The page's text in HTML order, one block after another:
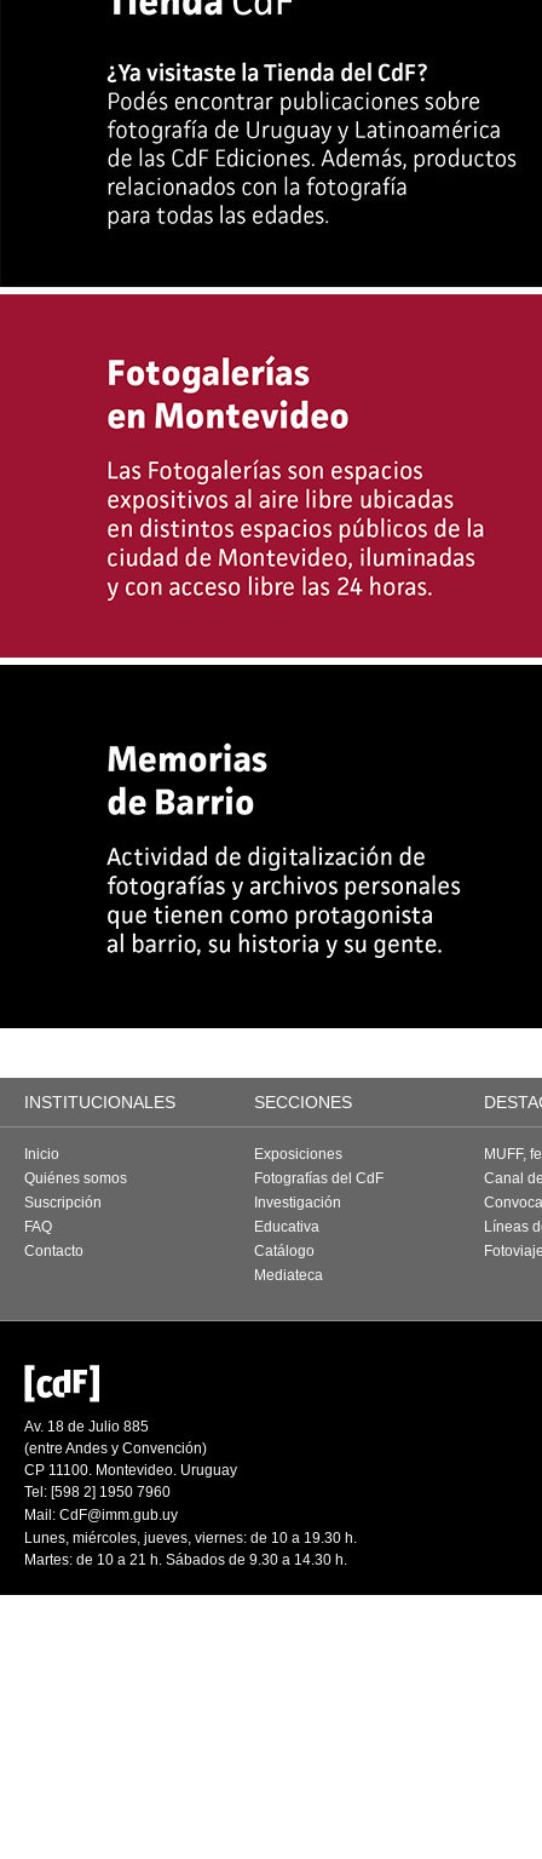
INSTITUCIONALES SECCIONES
Inicio
Quiénes somos
Suscripción
FAQ
Contacto
Exposiciones
Fotografías del CdF
Investigación
Educativa
Catálogo
Mediateca
MUFF,
Canal
Líneas
Av. 18 de Julio 885
(entre Andes y Convención)
CP 11100. Montevideo. Uruguay
Tel: [598 2] 1950 7960
Mail: CdF@imm.gub.uy
Lunes, miércoles, jueves, viernes: de 10 a 19.30 h.
Martes: de 10 a 21 h. Sábados de 9.30 a 14.30 h.